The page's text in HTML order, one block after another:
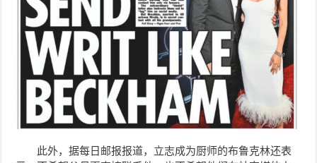
此外，据每日邮报报道，立志成为厨师的布鲁克林还表